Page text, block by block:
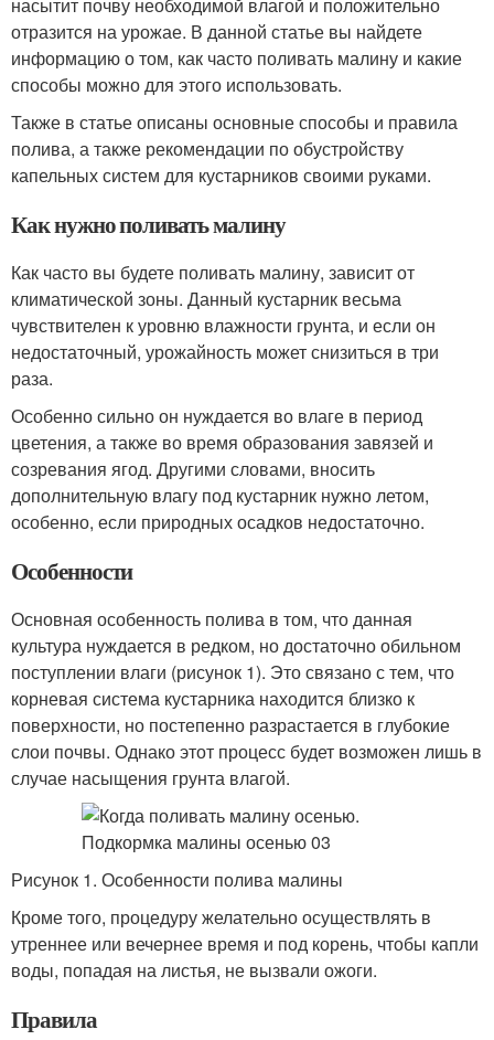
отразится на урожае. В данной статье вы найдете
информацию о том, как часто поливать малину и какие
способы можно для этого использовать.
Также в статье описаны основные способы и правила
полива, а также рекомендации по обустройству
капельных систем для кустарников своими руками.
Как нужно поливать малину
Как часто вы будете поливать малину, зависит от
климатической зоны. Данный кустарник весьма
чувствителен к уровню влажности грунта, и если он
недостаточный, урожайность может снизиться в три
раза.
Особенно сильно он нуждается во влаге в период
цветения, а также во время образования завязей и
созревания ягод. Другими словами, вносить
дополнительную влагу под кустарник нужно летом,
особенно, если природных осадков недостаточно.
Особенности
Основная особенность полива в том, что данная
культура нуждается в редком, но достаточно обильном
поступлении влаги (рисунок 1). Это связано с тем, что
корневая система кустарника находится близко к
поверхности, но постепенно разрастается в глубокие
слои почвы. Однако этот процесс будет возможен лишь в
случае насыщения грунта влагой.
Рисунок 1. Особенности полива малины
Кроме того, процедуру желательно осуществлять в
утреннее или вечернее время и под корень, чтобы капли
воды, попадая на листья, не вызвали ожоги.
Правила